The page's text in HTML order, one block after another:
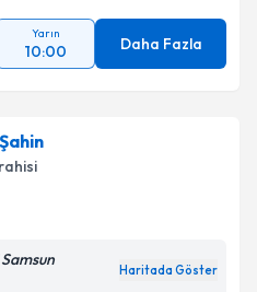
Yarın
10:00 Daha Fazla
Haritada Göster